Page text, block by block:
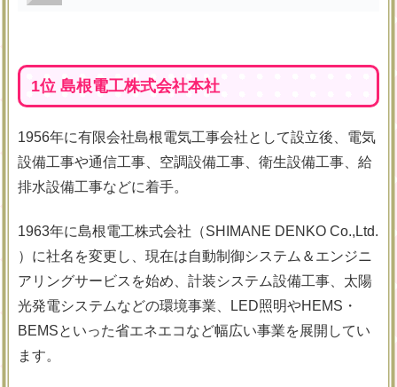
1位 島根電工株式会社本社
1956年に有限会社島根電気工事会社として設立後、電気
設備工事や通信工事、空調設備工事、衛生設備工事、給
排水設備工事などに着手。
1963年に島根電工株式会社（SHIMANE DENKO Co.,Ltd.
）に社名を変更し、 現在は自動制御システム＆エンジニ
アリングサービスを始め、計装システム設備工事、太陽
光発電システムなどの環境事業、LED照明やHEMS・
BEMSといった省エネエコなど幅広い事業を展開してい
ます。